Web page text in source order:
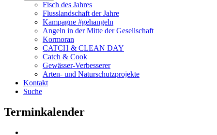
Fisch des Jahres
Flusslandschaft der Jahre
Kampagne #gehangeln
Angeln in der Mitte der Gesellschaft
Kormoran
CATCH & CLEAN DAY
Catch & Cook
Gewässer-Verbesserer
Arten- und Naturschutzprojekte
Kontakt
Suche
Terminkalender